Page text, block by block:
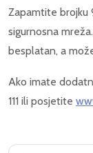
Zapamtite brojku
sigurnosna
besplatan, a
Ako imate
111 ili posjetite